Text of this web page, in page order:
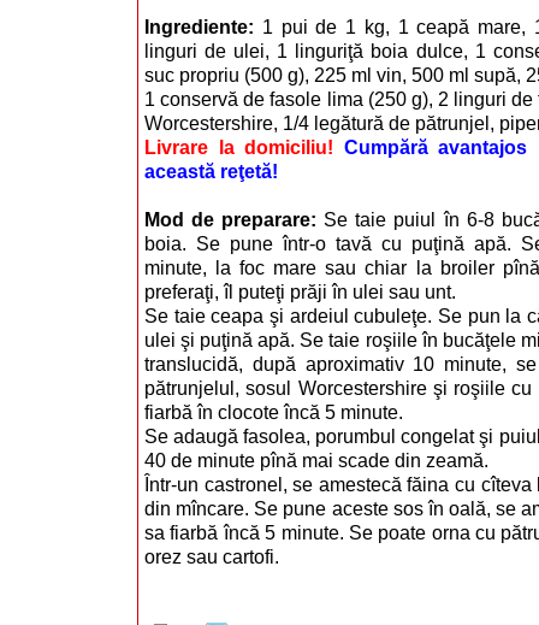
Ingrediente: 1 pui de 1 kg, 1 ceapă mare,
linguri de ulei, 1 linguriţă boia dulce, 1
suc propriu (500 g), 225 ml vin, 500 ml supă,
1 conservă de fasole lima (250 g), 2 linguri
Worcestershire, 1/4 legătură de pătrunjel,
Livrare la domiciliu! Cumpără avantajos
această reţetă!
Mod de preparare: Se taie puiul în 6-8
boia. Se pune într-o tavă cu puţină apă.
minute, la foc mare sau chiar la broiler
preferaţi, îl puteţi prăji în ulei sau unt.
Se taie ceapa şi ardeiul cubuleţe. Se pun la
ulei şi puţină apă. Se taie roşiile în bucăţele
translucidă, după aproximativ 10 minute,
pătrunjelul, sosul Worcestershire şi roşiile
fiarbă în clocote încă 5 minute.
Se adaugă fasolea, porumbul congelat şi
40 de minute pînă mai scade din zeamă.
Într-un castronel, se amestecă făina cu
din mîncare. Se pune aceste sos în oală, se
sa fiarbă încă 5 minute. Se poate orna cu
orez sau cartofi.